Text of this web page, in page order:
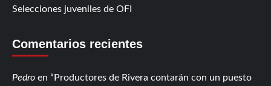
Selecciones juveniles de OFI
Comentarios recientes
Pedro en
Productores de Rivera contarán con un puesto